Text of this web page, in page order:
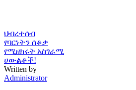
ህብረተሰብ
የባርነትን ሰቆቃ
የሚዘክሩት አስገራሚ
ሀውልቶች!
Written by
Administrator